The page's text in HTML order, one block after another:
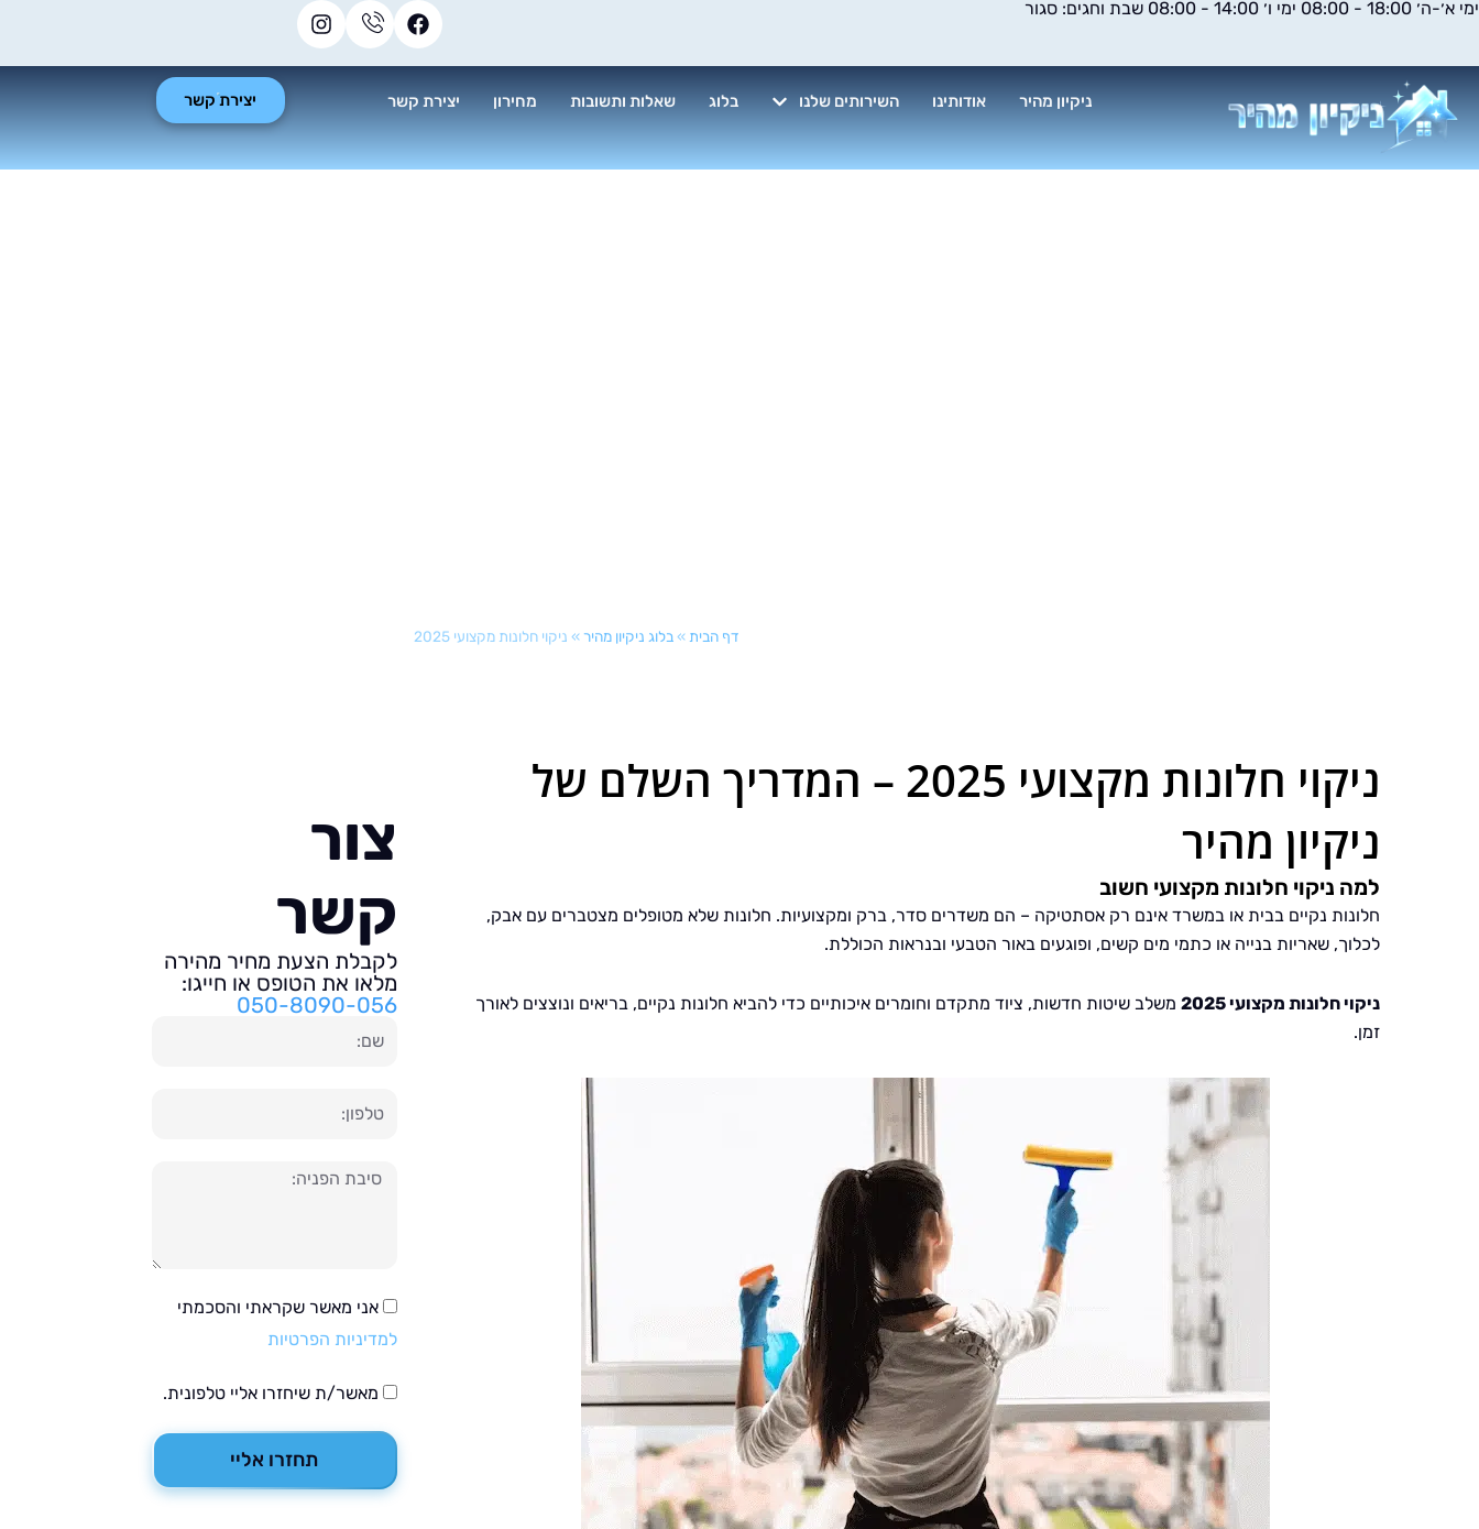
דילוג
ימי א׳-ה׳ 18:00 - 08:00 ימי ו׳ 14:00 - 08:00 שבת וחגים: סגור
ניקיון מהיר אודותינו השירותים שלנו בלוג שאלות ותשובות מחירון יצירת קשר יצירת קשר
דף הבית »בלוג ניקיון מהיר» ניקוי חלונות מקצועי 2025
ניקוי חלונות מקצועי 2025 – המדריך השלם של
ניקיון מהיר
למה ניקוי חלונות מקצועי חשוב
חלונות נקיים בבית או במשרד אינם רק אסתטיקה – הם משדרים סדר, ברק ומקצועיות. חלונות שלא מטופלים מצטברים עם אבק,
לכלוך, שאריות בנייה או כתמי מים קשים, ופוגעים באור הטבעי ובנראות הכוללת.
ניקוי חלונות מקצועי 2025
משלב שיטות חדשות, ציוד מתקדם וחומרים איכותיים כדי להביא חלונות נקיים, בריאים ונוצצים לאורך
זמן.
צור
קשר
לקבלת הצעת מחיר מהירה
מלאו את הטופס או חייגו:
050-8090-056
טלפון
הודעה
אני מאשר שקראתי והסכמתי
למדיניות הפרטיות
מאשר/ת שיחזרו אליי טלפונית.
תחזרו אליי